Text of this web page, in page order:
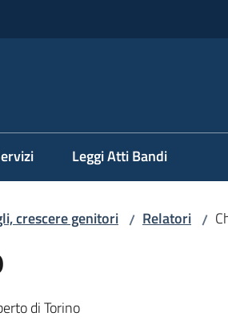
Leggi Atti Bandi
crescere genitori / Relatori /
di Torino